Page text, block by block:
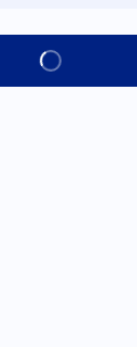
Alles zien